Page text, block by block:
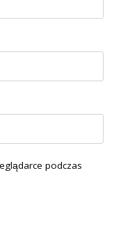
podczas